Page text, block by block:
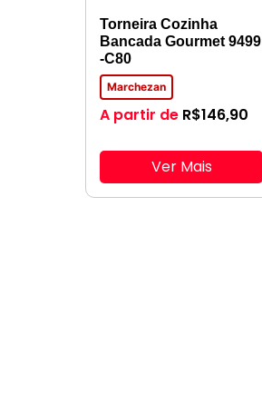
Torneira Cozinha
Bancada Gourmet 9499
-C80
Marchezan
A partir de R$146,90
Ver Mais